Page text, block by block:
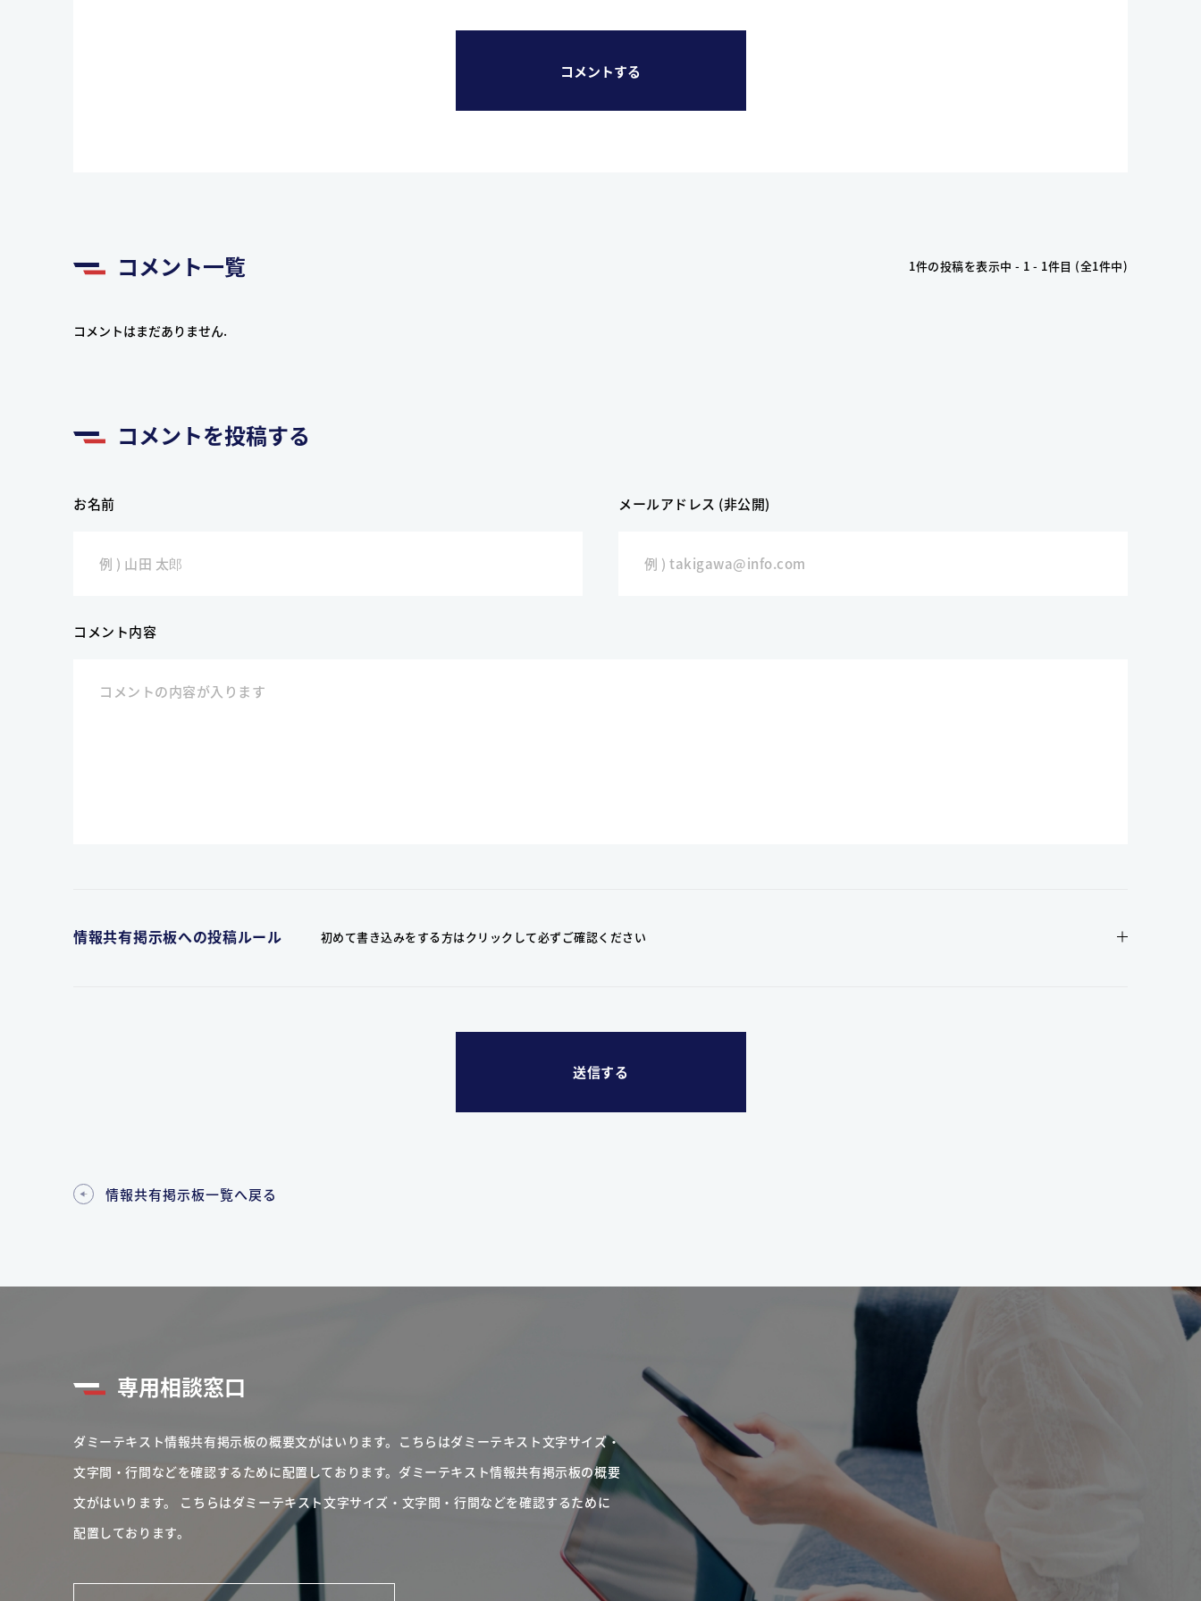
コメントする
コメント一覧 1件の投稿を表示中 - 1 - 1件目 (全1件中)
コメントはまだありません.
コメントを投稿する
お名前 メールアドレス (非公開)
コメント内容
情報共有掲示板への投稿ルール 初めて書き込みをする方はクリックして必ずご確認ください
情報共有掲示板一覧へ戻る
専用相談窓口
ダミーテキスト情報共有掲示板の概要文がはいります。こちらはダミーテキスト文字サイズ・
文字間・行間などを確認するために配置しております。ダミーテキスト情報共有掲示板の概要
文がはいります。 こちらはダミーテキスト文字サイズ・文字間・行間などを確認するために
配置しております。